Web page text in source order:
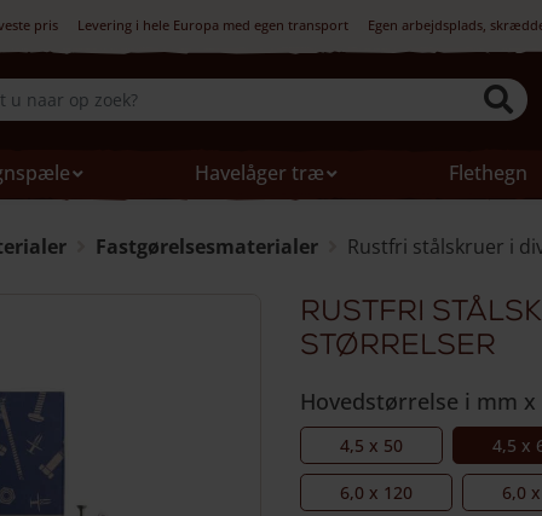
pris Levering i hele Europa med egen transport Egen arbejdsplads,
Havelåger træ
Flethegn
Fastgørelsesmaterialer Rustfri stålskruer i
Rustfri
størrelser
Hovedstørrelse i mm
4,5 x 50 4,5 x
6,0 x 120 6,0